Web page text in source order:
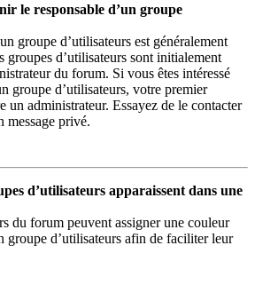
le responsable d’un groupe
groupe d’utilisateurs est généralement
groupes d’utilisateurs sont initialement
du forum. Si vous êtes intéressé
groupe d’utilisateurs, votre premier
un administrateur. Essayez de le contacter
message privé.
d’utilisateurs apparaissent dans une
du forum peuvent assigner une couleur
groupe d’utilisateurs afin de faciliter leur